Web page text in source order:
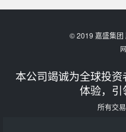
© 2019 嘉盛集团
本公司竭诚为全球投
体验，引
所有交